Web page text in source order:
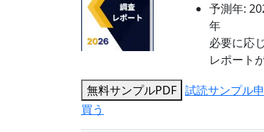
予測年:
年
必要に応
レポート
無料サンプルPDF 試読サンプル
買う